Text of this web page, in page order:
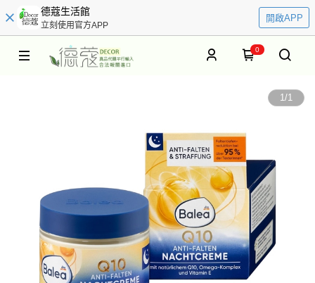
德蔻生活館
立刻使用官方APP
開啟APP
0
1/1